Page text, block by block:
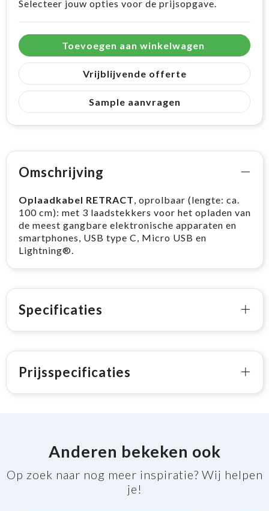
Selecteer jouw opties voor de prijsopgave.
Toevoegen aan winkelwagen
Vrijblijvende offerte
Sample aanvragen
Omschrijving
Oplaadkabel RETRACT , oprolbaar (lengte: ca.
100 cm): met 3 laadstekkers voor het opladen van
de meest gangbare elektronische apparaten en
smartphones, USB type C, Micro USB en
Lightning®.
Specificaties
Prijsspecificaties
Anderen bekeken ook
Op zoek naar nog meer inspiratie? Wij helpen
je!